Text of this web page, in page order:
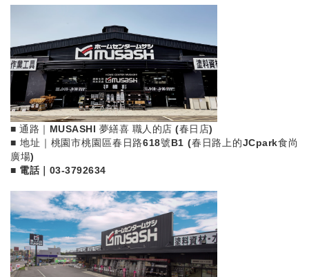
■ 通路｜MUSASHI 夢繕喜 職人的店 (春日店)
■ 地址｜桃園市桃園區春日路618號B1 (春日路上的JCpark食尚
廣場)
■ 電話｜ 03-3792634